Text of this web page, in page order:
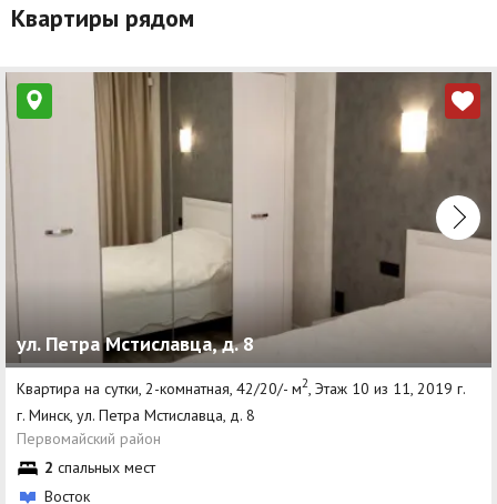
Квартиры рядом
ул. Петра Мстиславца, д. 8
Квартира на сутки, 2-комнатная, 42/20/- м2, Этаж 10 из 11, 2019 г.
г. Минск, ул. Петра Мстиславца, д. 8
Первомайский район
2 спальных мест
Восток